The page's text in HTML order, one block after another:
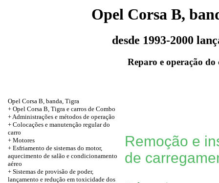
Opel Corsa B,
desde 1993-2000
Reparo e operação do
Opel Corsa B, banda, Tigra
+ Opel Corsa B, Tigra e carros de Combo
+ Administrações e métodos de operação
+ Colocações e manutenção regular do
carro
+ Motores
+ Esfriamento de sistemas do motor,
aquecimento de salão e condicionamento
aéreo
+ Sistemas de provisão de poder,
lançamento e redução em toxicidade dos
Remoção e
de